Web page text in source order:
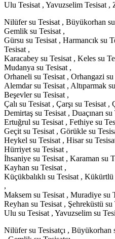
Ulu Tesisat , Yavuzselim Tesisat ,
Nilüfer su Tesisat , Büyükorhan su
Gemlik su Tesisat ,
Gürsu su Tesisat , Harmancık su
Tesisat ,
Karacabey su Tesisat , Keles su
Mudanya su Tesisat ,
Orhaneli su Tesisat , Orhangazi
Alemdar su Tesisat , Altıparmak
Beşevler su Tesisat ,
Çalı su Tesisat , Çarşı su Tesisat ,
Demirtaş su Tesisat , Duaçınarı
Ertuğrul su Tesisat , Fethiye su
Geçit su Tesisat , Görükle su
Heykel su Tesisat , Hisar su
Hürriyet su Tesisat ,
İhsaniye su Tesisat , Karaman su
Kayhan su Tesisat ,
Küçükbalıklı su Tesisat ,
,
Maksem su Tesisat , Muradiye su
Reyhan su Tesisat , Şehreküstü
Ulu su Tesisat , Yavuzselim su
Nilüfer su Tesisatçı , Büyükorhan